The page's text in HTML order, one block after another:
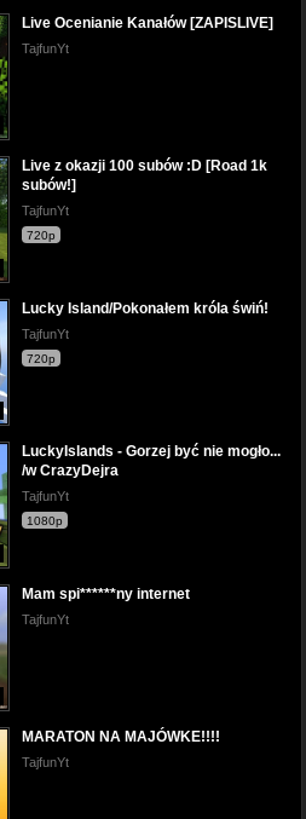
Live Ocenianie Kanałów [ZAPISLIVE]
TajfunYt
Live z okazji 100 subów :D [Road 1k
subów!]
TajfunYt
720p
Lucky Island/Pokonałem króla świń!
TajfunYt
720p
LuckyIslands - Gorzej być nie mogło...
/w CrazyDejra
TajfunYt
1080p
Mam spi******ny internet
TajfunYt
MARATON NA MAJÓWKE!!!!
TajfunYt